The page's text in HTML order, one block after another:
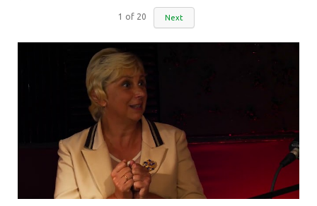
1 of 20 Next